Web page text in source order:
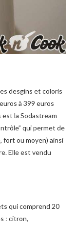
desgins et coloris
à 399 euros
est la Sodastream
qui permet de
fort ou moyen) ainsi
Elle est vendu
qui comprend 20
: citron,